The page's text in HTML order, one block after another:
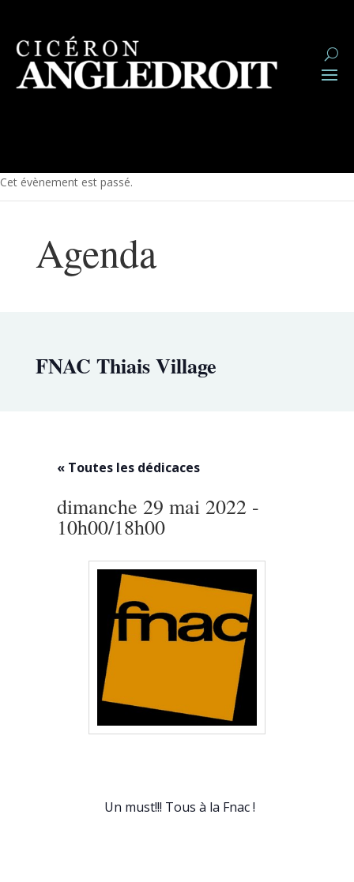
Cet évènement est passé.
Agenda
FNAC Thiais Village
« Toutes les dédicaces
dimanche 29 mai 2022 -
10h00/18h00
Un must!!! Tous à la Fnac !